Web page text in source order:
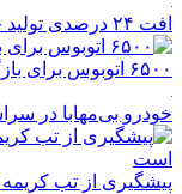
افت ۲۴ درصدی تولید خودرو در کشور
۶۵۰۰ اتوبوس برای بازگشت زائران از مرز مهران اعزام می‌شود
خودرو بی‌مهابا در
پیشگیری از تب